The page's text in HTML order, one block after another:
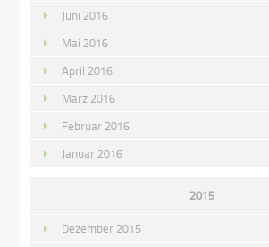
Juni 2016
Mai 2016
April 2016
März 2016
Februar 2016
Januar 2016
2015
Dezember 2015